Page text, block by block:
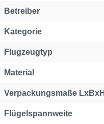
Betreiber
Kategorie
Flugzeugtyp
Material
Verpackungsmaße LxBxH
Flügelspannweite